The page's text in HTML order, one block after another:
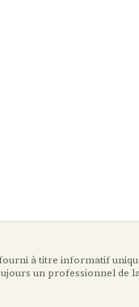
à titre informatif
un professionnel de